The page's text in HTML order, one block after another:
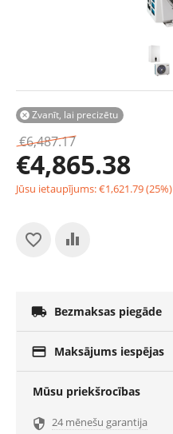
Zvanīt, lai precizētu

€6,487.17
€4,865.38
Jūsu ietaupījums:€1,621.79(25%)
 Bezmaksas piegāde
 Maksājums iespējas
Mūsu priekšrocības
 24 mēnešu garantija